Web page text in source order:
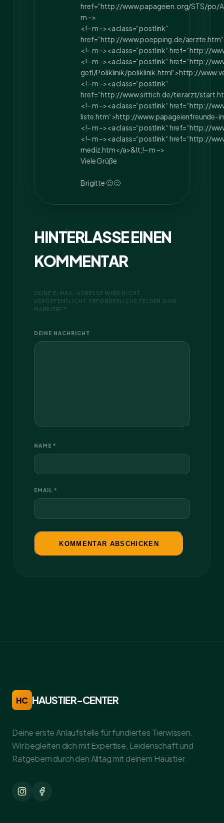
href=“http://www.papageien.org/STS/po/
m –>
<!– m –><a class=“postlink“
href=“http://www.poepping.de/
<!– m –><a class=“postlink“ href=“http://
<!– m –><a class=“postlink“ href=“http://
gefl/Poliklinik/poliklinik.html“>http://
<!– m –><a class=“postlink“
href=“http://www.sittich.de/tierarzt/
<!– m –><a class=“postlink“ href=“http://
liste.htm“>http://www.papageienfreunde-
<!– m –><a class=“postlink“ href=“http://
<!– m –><a class=“postlink“ href=“http://
mediz.htm</a>&lt;!– m –>
Viele Grüße
Brigitte 🙂 🙂
HINTERLASSE EINEN
KOMMENTAR
DEINE E-MAIL-ADRESSE WIRD NICHT
VERÖFFENTLICHT. ERFORDERLICHE FELDER SIND
MARKIERT *
DEINE NACHRICHT
NAME *
EMAIL *
HC HAUSTIER-CENTER
Deine erste Anlaufstelle für fundiertes Tierwissen.
Wir begleiten dich mit Expertise, Leidenschaft und
Ratgebern durch den Alltag mit deinem Haustier.